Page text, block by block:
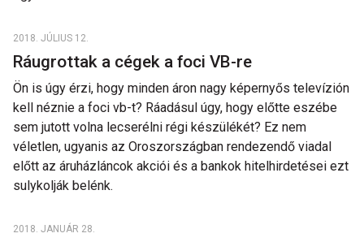
2018. JÚLIUS 12.
Ráugrottak a cégek a foci VB-re
Ön is úgy érzi, hogy minden áron nagy képernyős televízión
kell néznie a foci vb-t? Ráadásul úgy, hogy előtte eszébe
sem jutott volna lecserélni régi készülékét? Ez nem
véletlen, ugyanis az Oroszországban rendezendő viadal
előtt az áruházláncok akciói és a bankok hitelhirdetései ezt
sulykolják belénk.
2018. JANUÁR 28.